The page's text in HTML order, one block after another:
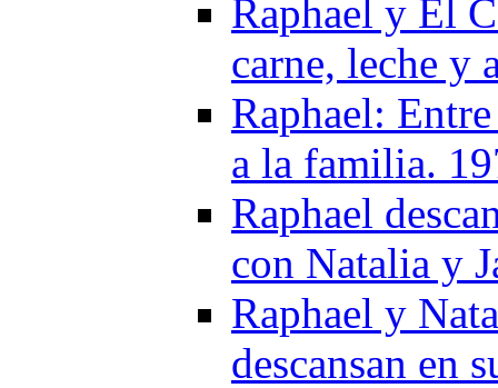
Raphael y El
carne, leche y
Raphael:
a la familia.
Raphael
con Natalia y
Raphael y
descansan en